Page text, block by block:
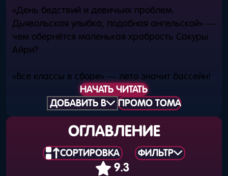
«День бедствий и девичьих проблем.
Дьявольская улыбка, подобная ангельской» —
чем обернётся маленькая храбрость Сакуры
Айри?
«Все классы в сборе» — лето значит бассейн!
НАЧАТЬ ЧИТАТЬ
ДОБАВИТЬ В
ПРОМО ТОМА
СОРТИРОВКА
ОГЛАВЛЕНИЕ
ФИЛЬТР
9.3